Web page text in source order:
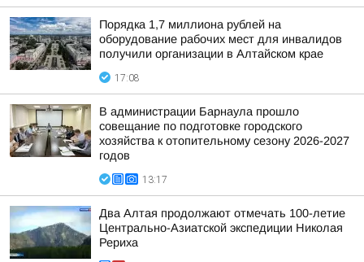
Порядка 1,7 миллиона рублей на
оборудование рабочих мест для инвалидов
получили организации в Алтайском крае
17:08
В администрации Барнаула прошло
совещание по подготовке городского
хозяйства к отопительному сезону 2026-2027
годов
13:17
Два Алтая продолжают отмечать 100-летие
Центрально-Азиатской экспедиции Николая
Рериха